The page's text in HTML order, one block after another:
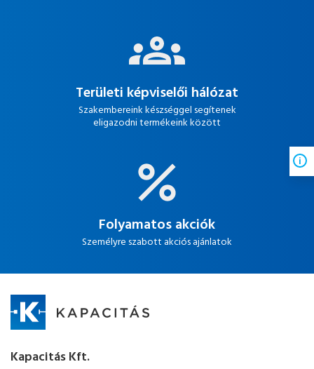
Területi képviselői hálózat
Szakembereink készséggel segítenek
eligazodni termékeink között
Folyamatos akciók
Személyre szabott akciós ajánlatok
Kapacitás Kft.